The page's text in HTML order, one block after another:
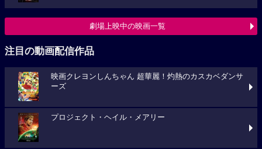
劇場上映中の映画一覧
注目の動画配信作品
映画クレヨンしんちゃん 超華麗！灼熱のカスカベダンサ
ーズ
プロジェクト・ヘイル・メアリー